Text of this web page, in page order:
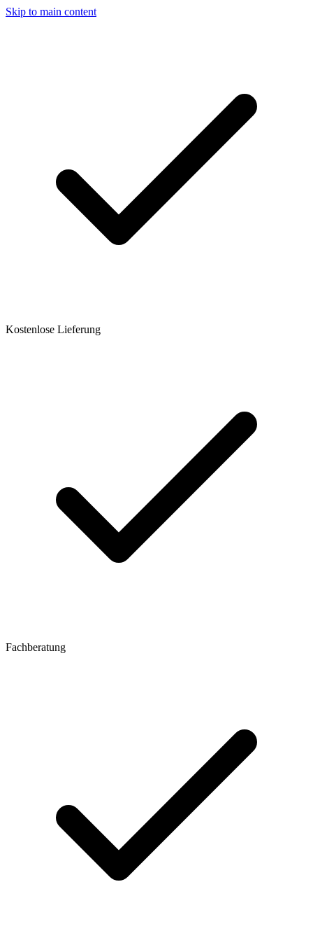
Skip to main content
Kostenlose Lieferung
Fachberatung